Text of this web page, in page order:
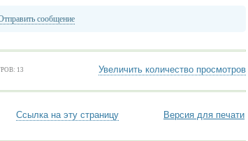
сообщение
13 Увеличить количество просмотров
Ссылка на эту страницу Версия для печати